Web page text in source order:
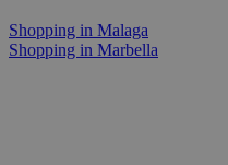
Shopping in Malaga
Shopping in Marbella